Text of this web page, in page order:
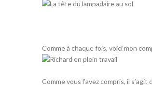
Comme à chaque fois, voici mon
Comme vous l’avez compris, il